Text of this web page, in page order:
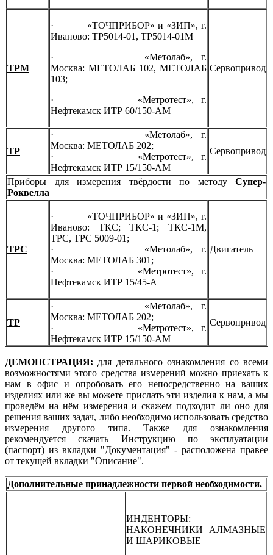
ТРМ
· «ТОЧПРИБОР» и «ЗИП», г.
Иваново: ТР5014-01, ТР5014-01М
· «Метолаб», г.
Москва: МЕТОЛАБ 102, МЕТОЛАБ
103;
· «Метротест», г.
Нефтекамск ИТР 60/150-АМ
Сервопривод
ТР
· «Метолаб», г.
Москва: МЕТОЛАБ 202;
· «Метротест», г.
Нефтекамск ИТР 15/150-АМ
Сервопривод
Приборы для измерения твёрдости по методу
Супер-
Роквелла
ТРС
· «ТОЧПРИБОР» и «ЗИП», г.
Иваново: ТКС; ТКС-1; ТКС-1М,
ТРС, ТРС 5009-01;
· «Метолаб», г.
Москва: МЕТОЛАБ 301;
· «Метротест», г.
Нефтекамск ИТР 15/45-А
Двигатель
ТР
· «Метолаб», г.
Москва: МЕТОЛАБ 202;
· «Метротест», г.
Нефтекамск ИТР 15/150-АМ
Сервопривод
ДЕМОНСТРАЦИЯ: для детального ознакомления со всеми
возможностями этого средства измерений можно приехать к
нам в офис и опробовать его непосредственно на ваших
изделиях или же вы можете прислать эти изделия к нам, а мы
проведём на нём измерения и скажем подходит ли оно для
решения ваших задач, либо необходимо использовать средство
измерения другого типа. Также для ознакомления
рекомендуется скачать Инструкцию по эксплуатации
(паспорт) из вкладки "Документация" - расположена правее
от текущей вкладки "Описание".
Дополнительные принадлежности первой необходимости.
ИНДЕНТОРЫ:
НАКОНЕЧНИКИ АЛМАЗНЫЕ
И ШАРИКОВЫЕ